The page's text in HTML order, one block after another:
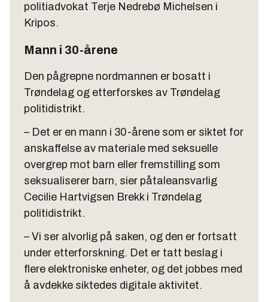
politiadvokat Terje Nedrebø Michelsen i
Kripos.
Mann i 30-årene
Den pågrepne nordmannen er bosatt i
Trøndelag og etterforskes av Trøndelag
politidistrikt.
– Det er en mann i 30-årene som er siktet for
anskaffelse av materiale med seksuelle
overgrep mot barn eller fremstilling som
seksualiserer barn, sier påtaleansvarlig
Cecilie Hartvigsen Brekk i Trøndelag
politidistrikt.
– Vi ser alvorlig på saken, og den er fortsatt
under etterforskning. Det er tatt beslag i
flere elektroniske enheter, og det jobbes med
å avdekke siktedes digitale aktivitet.